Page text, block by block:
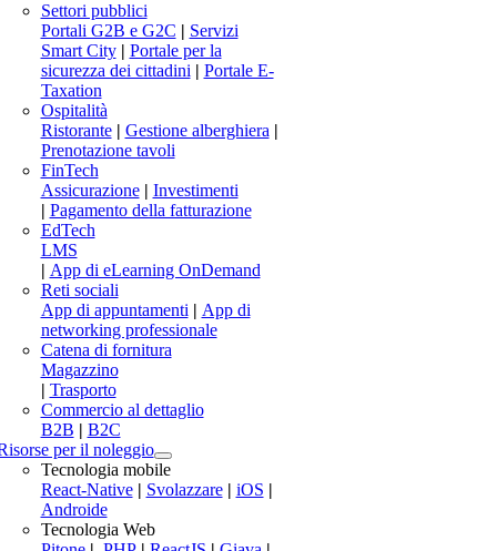
Settori pubblici
Portali G2B e G2C | Servizi
Smart City| Portale per la
sicurezza dei cittadini| Portale E-
Taxation
Ospitalità
Ristorante| Gestione alberghiera|
Prenotazione tavoli
FinTech
Assicurazione| Investimenti
| Pagamento della fatturazione
EdTech
LMS
| App di eLearning OnDemand
Reti sociali
App di appuntamenti| App di
networking professionale
Catena di fornitura
Magazzino
| Trasporto
Commercio al dettaglio
B2B | B2C
per il noleggio
Tecnologia mobile
React-Native| Svolazzare| iOS |
Androide
Tecnologia Web